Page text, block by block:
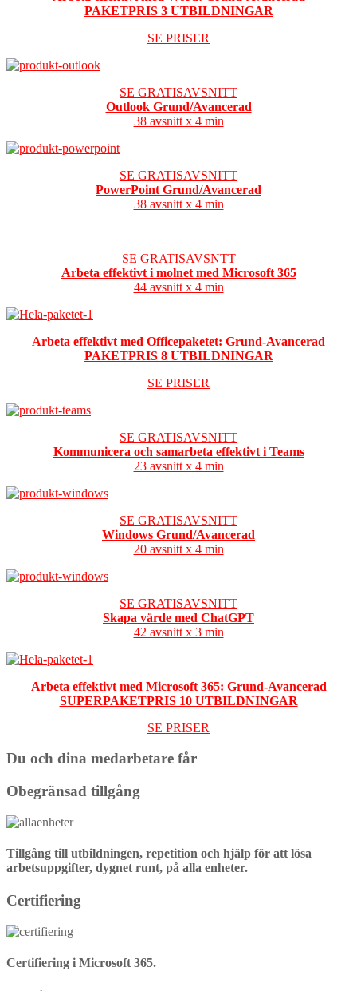
PAKETPRIS 3 UTBILDNINGAR
SE PRISER
SE GRATISAVSNITT
Outlook Grund/Avancerad
38 avsnitt x 4 min
SE GRATISAVSNITT
PowerPoint Grund/Avancerad
38 avsnitt x 4 min
SE GRATISAVSNTT
Arbeta effektivt i molnet med Microsoft 365
44 avsnitt x 4 min
Arbeta effektivt med Officepaketet: Grund-Avancerad
PAKETPRIS 8 UTBILDNINGAR
SE PRISER
SE GRATISAVSNITT
Kommunicera och samarbeta effektivt i Teams
23 avsnitt x 4 min
SE GRATISAVSNITT
Windows Grund/Avancerad
20 avsnitt x 4 min
SE GRATISAVSNITT
Skapa värde med ChatGPT
42 avsnitt x 3 min
Arbeta effektivt med Microsoft 365: Grund-Avancerad
SUPERPAKETPRIS 10 UTBILDNINGAR
SE PRISER
Du och dina medarbetare får
Obegränsad tillgång
Tillgång till utbildningen, repetition och hjälp för att lösa
arbetsuppgifter, dygnet runt, på alla enheter.
Certifiering
Certifiering i Microsoft 365.